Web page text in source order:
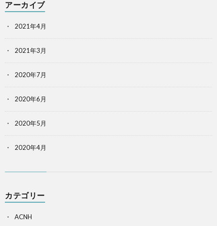
アーカイブ
2021年4月
2021年3月
2020年7月
2020年6月
2020年5月
2020年4月
カテゴリー
ACNH